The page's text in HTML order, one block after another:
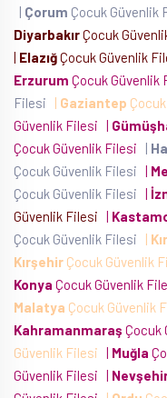
| Çorum Çocuk Güvenlik
DiyarbakırÇocuk
| ElazığÇocuk Güvenlik
Erzurum Çocuk Güvenlik
Filesi
| Gaziantep
Güvenlik Filesi |
Çocuk Güvenlik Filesi
|
Çocuk Güvenlik Filesi |
Çocuk Güvenlik Filesi |
Güvenlik Filesi |
Çocuk Güvenlik Filesi
|
Kırşehir Çocuk Güvenlik
Konya Çocuk Güvenlik
Malatya Çocuk Güvenlik
Kahramanmaraş Çocuk
Güvenlik Filesi | Muğla
Güvenlik Filesi |